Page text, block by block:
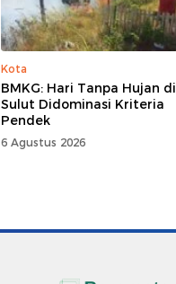
Kota
BMKG: Hari Tanpa Hujan di
Sulut Didominasi Kriteria
Pendek
6 Agustus 2026